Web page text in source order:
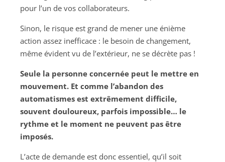
pour l’un de vos collaborateurs.
Sinon, le risque est grand de mener une énième
action assez inefficace : le besoin de changement,
même évident vu de l’extérieur, ne se décrète pas !
Seule la personne concernée peut le mettre en
mouvement. Et comme l’abandon des
automatismes est extrêmement difficile,
souvent douloureux, parfois impossible… le
rythme et le moment ne peuvent pas être
imposés.
L’acte de demande est donc essentiel, qu’il soit